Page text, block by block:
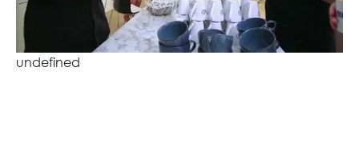
undefined